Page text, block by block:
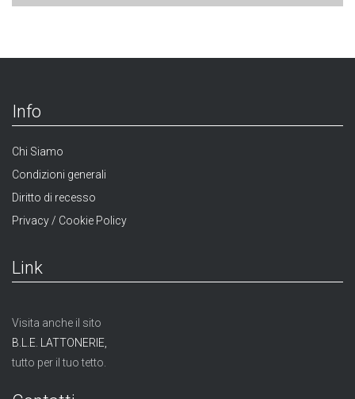
Info
Chi Siamo
Condizioni generali
Diritto di recesso
Privacy / Cookie Policy
Link
Visita anche il sito
B.L.E. LATTONERIE,
tutto per il tuo tetto.